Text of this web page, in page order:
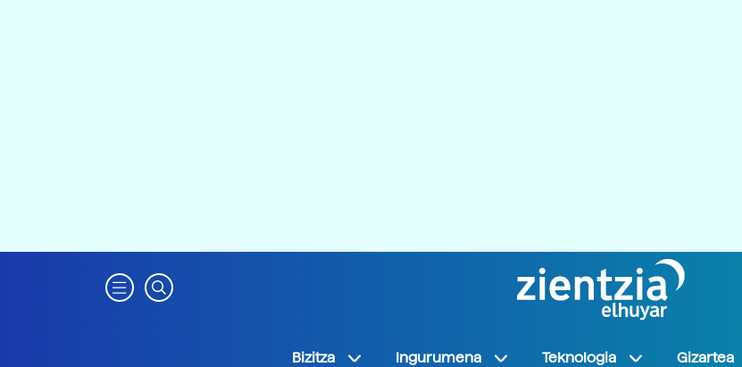
Bizitza Ingurumena Teknologia Gizartea